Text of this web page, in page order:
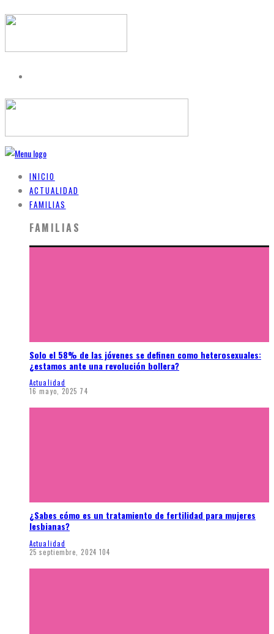
INICIO
ACTUALIDAD
FAMILIAS
FAMILIAS
Solo el 58% de las jóvenes se definen como heterosexuales:
¿estamos ante una revolución bollera?
Actualidad
16 mayo, 2025 74
¿Sabes cómo es un tratamiento de fertilidad para mujeres
lesbianas?
Actualidad
25 septiembre, 2024 104